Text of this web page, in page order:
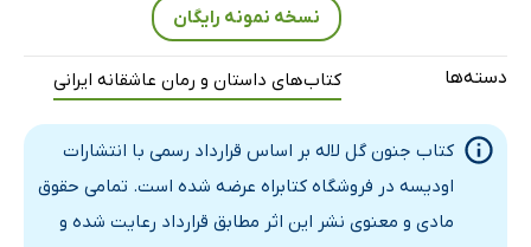
نسخه نمونه رایگان
دسته‌ها کتاب‌های داستان و رمان عاشقانه ایرانی
کتاب جنون گل لاله بر اساس قرارداد رسمی با انتشارات
اودیسه در فروشگاه کتابراه عرضه شده است. تمامی حقوق
مادی و معنوی نشر این اثر مطابق قرارداد رعایت شده و